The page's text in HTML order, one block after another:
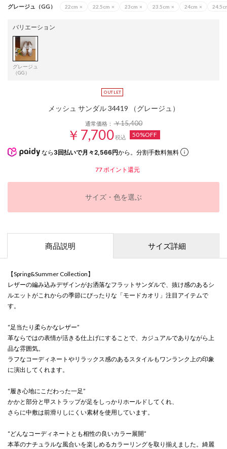
グレージュ（GG） 22cm × 22.5cm × 23cm × 23.5cm × 24cm ×
バリエーション
グレージュ
（GG）
メッシュ サンダル 34419 （グレージュ）
通常価格：￥15,400
￥7,700税込 50%OFF
なら 3回払いで月々2,566円から。分割手数料無料
77ポイント還元
サイズ・色を選ぶ
商品説明 サイズ詳細
【Spring&Summer Collection】
レザーの編み込みデザインがお洒落なフラットサンダルで、抜け感のあるシ
ルエットがこれからの季節にぴったりな「モードカオリ」注目アイテムで
す。
“足当たり柔らかなレザー”
革ならではの表情が活きる仕上げにすることで、カジュアルでありながら上
品な雰囲気。
ラフなコーディネートやリラックス感のあるスタイルもワンランク上の印象
に演出してくれます。
“履き心地にこだわった一足”
かかと部分と甲ストラップが足をしっかりホールドしてくれ、
さらに中敷は前滑りしにくい素材を使用しています。
“どんなコーディネートとも相性の良いカラー展開”
本革のナチュラルな風合いを楽しめるカラーリングを取り揃えました。綺麗